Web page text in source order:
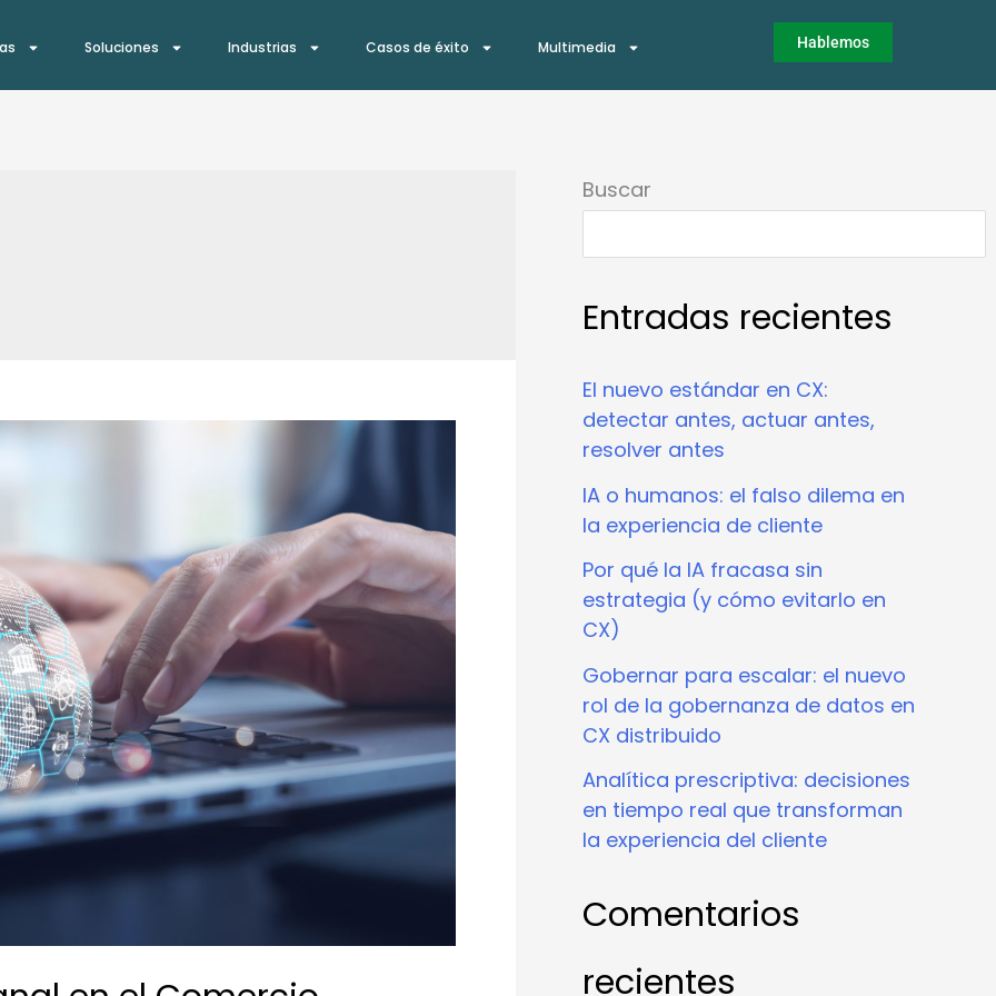
Soluciones Industrias Casos de éxito Multimedia Hablemos
Buscar
Entradas recientes
El nuevo estándar en CX:
detectar antes, actuar antes,
resolver antes
IA o humanos: el falso dilema en
la experiencia de cliente
Por qué la IA fracasa sin
estrategia (y cómo evitarlo en
CX)
Gobernar para escalar: el nuevo
rol de la gobernanza de datos en
CX distribuido
Analítica prescriptiva: decisiones
en tiempo real que transforman
la experiencia del cliente
Comentarios
recientes